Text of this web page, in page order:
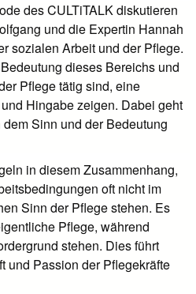
des CULTiTALK diskutieren
und die Expertin Hannah
sozialen Arbeit und der Pflege.
dieses Bereichs und
Pflege tätig sind, eine
Hingabe zeigen. Dabei geht
Sinn und der Bedeutung
in diesem Zusammenhang,
oft nicht im
Sinn der Pflege stehen. Es
Pflege, während
stehen. Dies führt
und Passion der Pflegekräfte